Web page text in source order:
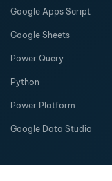
Google Apps Script
Google Sheets
Power Query
Python
Power Platform
Google Data Studio